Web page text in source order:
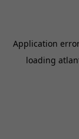
Application
loading